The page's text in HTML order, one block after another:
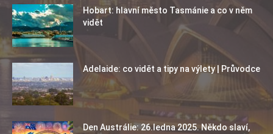
Hobart: hlavní město Tasmánie a co v něm
vidět
Adelaide: co vidět a tipy na výlety | Průvodce
Den Austrálie: 26.ledna 2025. Někdo slaví,